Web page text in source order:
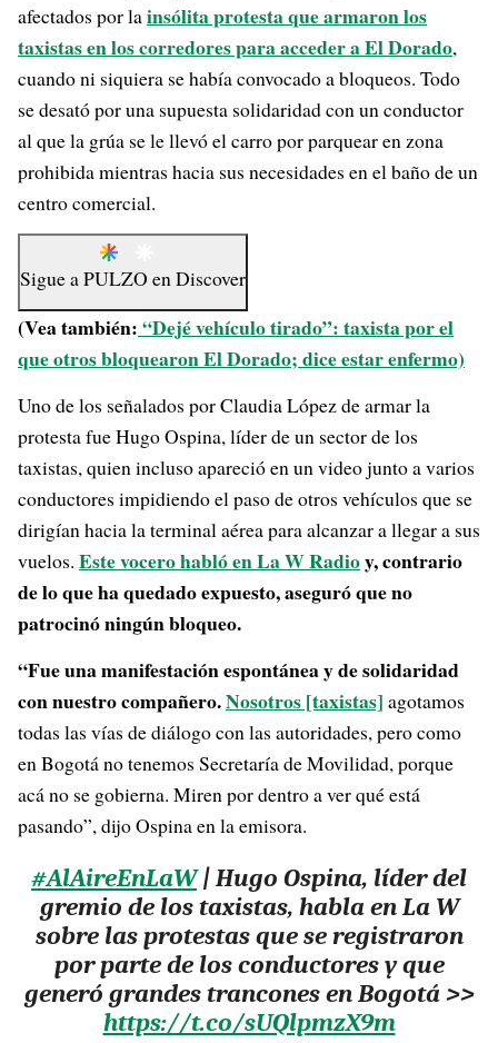
afectados por lainsólita protesta que armaron los
taxistas en los corredores para acceder a El Dorado,
cuando ni siquiera se había convocado a bloqueos. Todo
se desató por una supuesta solidaridad con un conductor
al que la grúa se le llevó el carro por parquear en zona
prohibida mientras hacia sus necesidades en el baño de un
centro comercial.
Sigue aPULZO enDiscover
(Vea también:“Dejé vehículo tirado”: taxista por el
que otros bloquearon El Dorado; dice estar enfermo)
Uno de los señalados por Claudia López de armar la
protesta fue Hugo Ospina, líder de un sector de los
taxistas, quien incluso apareció en un video junto a varios
conductores impidiendo el paso de otros vehículos que se
dirigían hacia la terminal aérea para alcanzar a llegar a sus
vuelos. Este vocero habló en La W Radioy, contrario
de lo que ha quedado expuesto, aseguró que no
patrocinó ningún bloqueo.
“Fue una manifestación espontánea y de solidaridad
con nuestro compañero.Nosotros [taxistas] agotamos
todas las vías de diálogo con las autoridades, pero como
en Bogotá no tenemos Secretaría de Movilidad, porque
acá no se gobierna. Miren por dentro a ver qué está
pasando”, dijo Ospina en la emisora.
#AlAireEnLaW| Hugo Ospina, líder del
gremio de los taxistas, habla en La W
sobre las protestas que se registraron
por parte de los conductores y que
generó grandes trancones en Bogotá >>
https://t.co/sUQlpmzX9m